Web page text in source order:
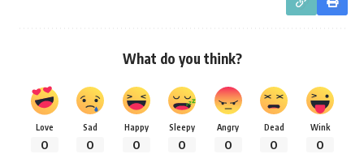
What do you think?
Love
0
Sad
0
Happy
0
Sleepy
0
Angry
0
Dead
0
Wink
0